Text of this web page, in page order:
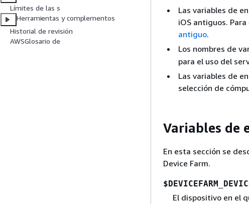
Límites de las s
Herramientas y complementos
Historial de revisión
AWSGlosario de
Las variables de
iOS antiguos.
antiguo.
Los nombres de
para el uso del
Las variables de
selección de
Variables de
En esta sección se
Device Farm.
El dispositivo en el